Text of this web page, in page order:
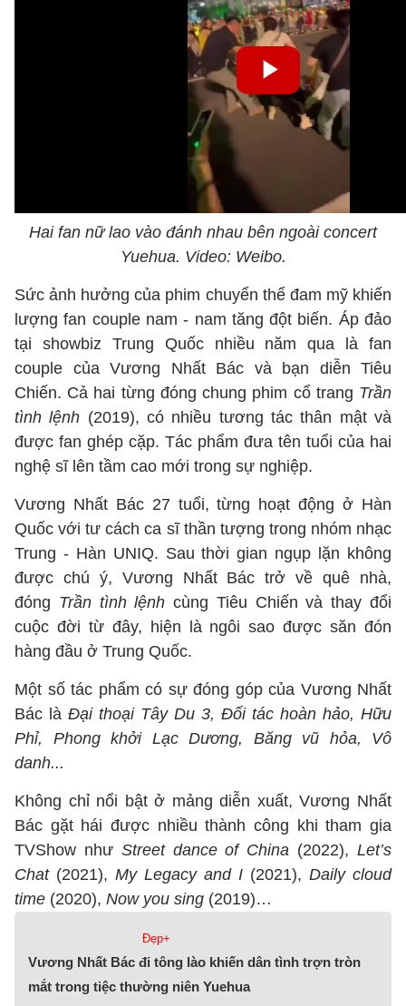
Hai fan nữ lao vào đánh nhau bên ngoài concert
Yuehua. Video: Weibo.
Sức ảnh hưởng của phim chuyển thể đam mỹ khiến
lượng fan couple nam - nam tăng đột biến. Áp đảo
tại showbiz Trung Quốc nhiều năm qua là fan
couple của Vương Nhất Bác và bạn diễn Tiêu
Chiến. Cả hai từng đóng chung phim cổ trang Trần
tình lệnh (2019), có nhiều tương tác thân mật và
được fan ghép cặp. Tác phẩm đưa tên tuổi của hai
nghệ sĩ lên tầm cao mới trong sự nghiệp.
Vương Nhất Bác 27 tuổi, từng hoạt động ở Hàn
Quốc với tư cách ca sĩ thần tượng trong nhóm nhạc
Trung - Hàn UNIQ. Sau thời gian ngụp lặn không
được chú ý, Vương Nhất Bác trở về quê nhà,
đóng Trần tình lệnh cùng Tiêu Chiến và thay đổi
cuộc đời từ đây, hiện là ngôi sao được săn đón
hàng đầu ở Trung Quốc.
Một số tác phẩm có sự đóng góp của Vương Nhất
Bác là Đại thoại Tây Du 3, Đối tác hoàn hảo, Hữu
Phỉ, Phong khởi Lạc Dương, Băng vũ hỏa, Vô
danh...
Không chỉ nổi bật ở mảng diễn xuất, Vương Nhất
Bác gặt hái được nhiều thành công khi tham gia
TVShow như Street dance of China (2022),Let’s
Chat(2021), My Legacy and I (2021), Daily cloud
time (2020), Now you sing (2019)…
Đẹp+
Vương Nhất Bác đi tông lào khiến dân tình trợn tròn
mắt trong tiệc thường niên Yuehua